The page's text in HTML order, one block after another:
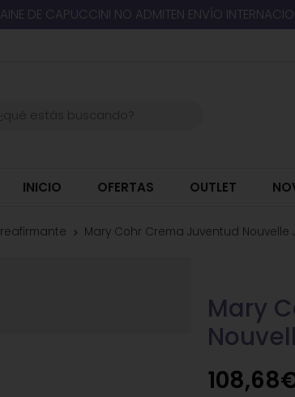
DE CAPUCCINI NO ADMITEN ENVÍO
INICIO OFERTAS OUTLET
Mary Cohr Crema Juventud Nouvelle
Mary
108,68